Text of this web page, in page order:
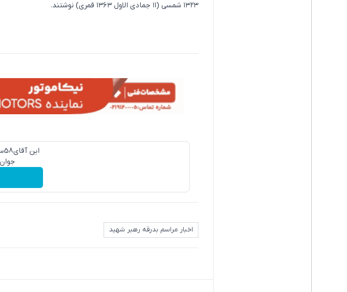
۱۳۲۳ شمسی (۱۱ جمادی ‌الاول ۱۳۶۳ قمری) نوشتند.
اخبار مراسم بدرقه رهبر شهید